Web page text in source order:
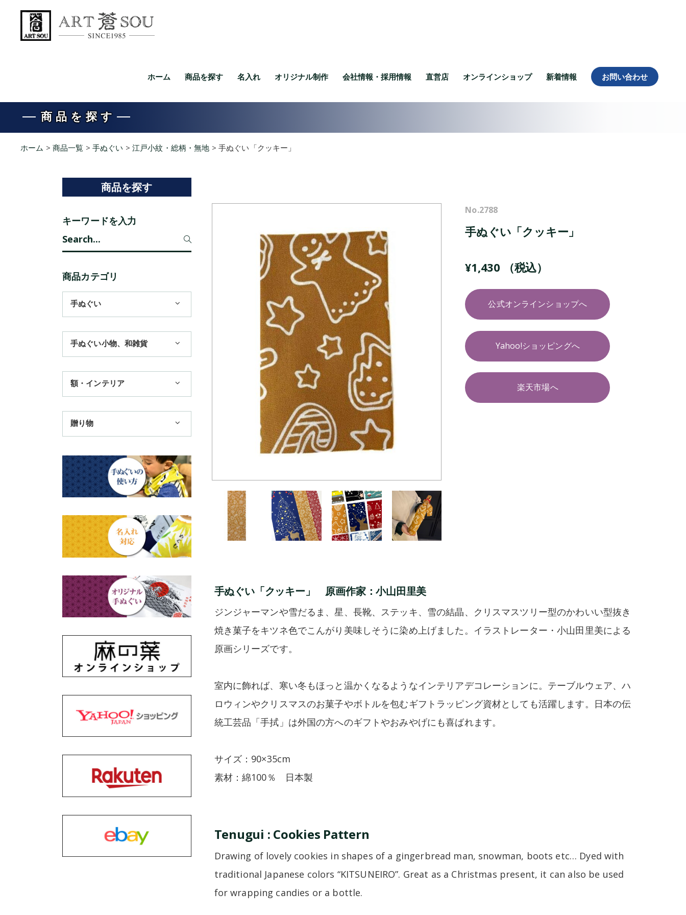
ホーム 商品を探す 名入れ オリジナル制作 会社情報・採用情報 直営店 オンラインショップ 新着情報 お問い合わせ
商品を探す
ホーム > 商品一覧 > 手ぬぐい >江戸小紋・総柄・無地 > 手ぬぐい「クッキー」
No.2788
手ぬぐい「クッキー」
¥1,430 （税込）
公式オンラインショップへ
Yahoo!ショッピングへ
楽天市場へ
手ぬぐい「クッキー」 原画作家：小山田里美
ジンジャーマンや雪だるま、星、長靴、ステッキ、雪の結晶、クリスマスツリー型のかわいい型抜き
焼き菓子をキツネ色でこんがり美味しそうに染め上げました。イラストレーター・小山田里美による
原画シリーズです。
室内に飾れば、寒い冬もほっと温かくなるようなインテリアデコレーションに。テーブルウェア、ハ
ロウィンやクリスマスのお菓子やボトルを包むギフトラッピング資材としても活躍します。日本の伝
統工芸品「手拭」は外国の方へのギフトやおみやげにも喜ばれます。
サイズ：90×35cm
素材：綿100％ 日本製
Tenugui : Cookies Pattern
Drawing of lovely cookies in shapes of a gingerbread man, snowman, boots etc… Dyed with
traditional Japanese colors “KITSUNEIRO”. Great as a Christmas present, it can also be used
for wrapping candies or a bottle.
商品を探す
キーワードを入力
Search
商品カテゴリ
手ぬぐい
3,300円まで
11,000円まで
季節のおすすめ
浮世絵・名画名作・古典
四季
江戸小紋・総柄・無地
ギフトセット
手ぬぐい小物、和雑貨
扇子
トートバッグ
赤ちゃん甚平
チーフ・風呂敷
ステーショナリー
額・インテリア
TokyoTokyo選定商品
タペストリー・掛軸・パネル
額
贈り物
母の日ギフト
結婚祝い
秋のギフト